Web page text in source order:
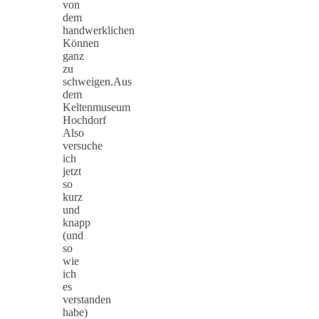
von
dem
handwerklichen
Können
ganz
zu
schweigen.Aus
dem
Keltenmuseum
Hochdorf
Also
versuche
ich
jetzt
so
kurz
und
knapp
(und
so
wie
ich
es
verstanden
habe)